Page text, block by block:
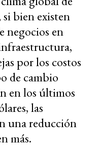
si bien existen
negocios en
por los costos
de cambio
en los últimos
las
una reducción
más.